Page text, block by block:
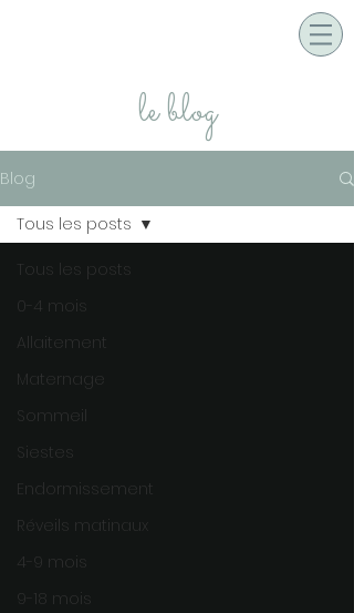
le blog
Blog
Tous les posts
0-4 mois
Allaitement
Maternage
Sommeil
Siestes
Endormissement
Réveils matinaux
4-9 mois
9-18 mois
Tous les posts